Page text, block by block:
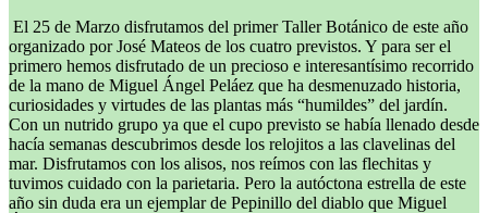
El 25 de Marzo disfrutamos del primer Taller Botánico de este año
organizado por José Mateos de los cuatro previstos. Y para ser el
primero hemos disfrutado de un precioso e interesantísimo recorrido
de la mano de Miguel Ángel Peláez que ha desmenuzado historia,
curiosidades y virtudes de las plantas más “humildes” del jardín.
Con un nutrido grupo ya que el cupo previsto se había llenado desde
hacía semanas descubrimos desde los relojitos a las clavelinas del
mar. Disfrutamos con los alisos, nos reímos con las flechitas y
tuvimos cuidado con la parietaria. Pero la autóctona estrella de este
año sin duda era un ejemplar de Pepinillo del diablo que Miguel